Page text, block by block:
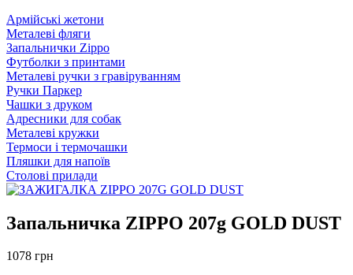
Армійські жетони
Металеві фляги
Запальнички Zippo
Футболки з принтами
Металеві ручки з гравіруванням
Ручки Паркер
Чашки з друком
Адресники для собак
Металеві кружки
Термоси і термочашки
Пляшки для напоїв
Столові прилади
Запальничка ZIPPO 207g GOLD DUST
1078 грн